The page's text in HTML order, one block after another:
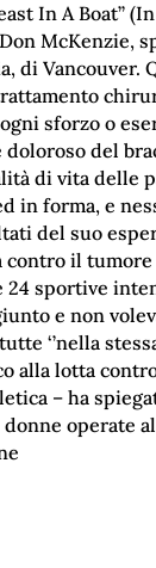
In A Boat’’
McKenzie,
di Vancouver.
sforzo o
del
di vita delle
in forma, e
del suo
il tumore
sportive
e non
‘’nella
lotta
– ha
operate